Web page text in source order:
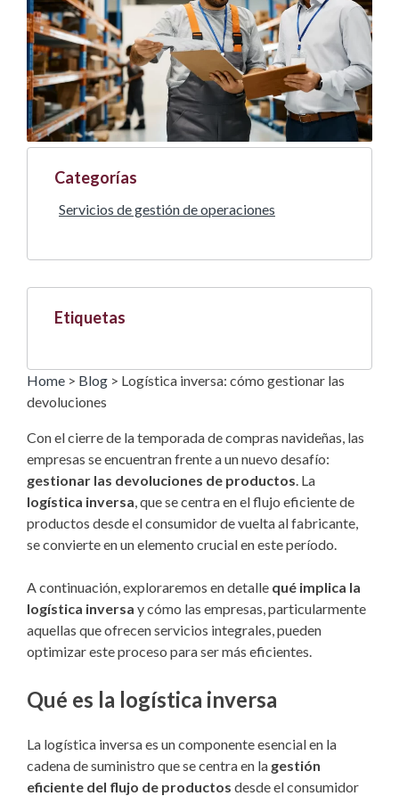
Categorías
Servicios de gestión de operaciones
Etiquetas
Home > Blog > Logística inversa: cómo gestionar las
devoluciones
Con el cierre de la temporada de compras navideñas, las
empresas se encuentran frente a un nuevo desafío:
gestionar las devoluciones de productos. La
logística inversa, que se centra en el flujo eficiente de
productos desde el consumidor de vuelta al fabricante,
se convierte en un elemento crucial en este período.
A continuación, exploraremos en detalle qué implica la
logística inversa y cómo las empresas, particularmente
aquellas que ofrecen servicios integrales, pueden
optimizar este proceso para ser más eficientes.
Qué es la logística inversa
La logística inversa es un componente esencial en la
cadena de suministro que se centra en la gestión
eficiente del flujo de productos desde el consumidor